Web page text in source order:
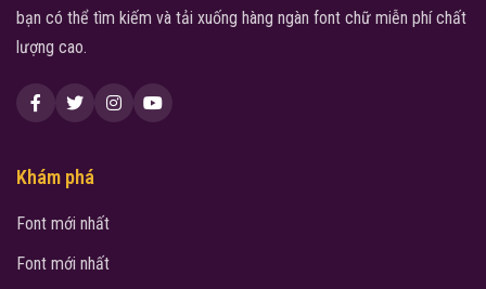
bạn có thể tìm kiếm và tải xuống hàng ngàn font chữ miễn phí chất
lượng cao.
Khám phá
Font mới nhất
Font mới nhất